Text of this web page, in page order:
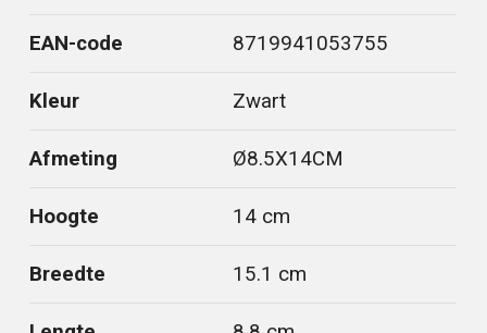
EAN-code 8719941053755
Kleur Zwart
Afmeting Ø8.5X14CM
Hoogte 14 cm
Breedte 15.1 cm